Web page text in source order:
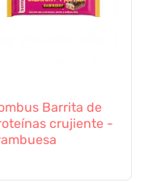
Barrita de
crujiente -